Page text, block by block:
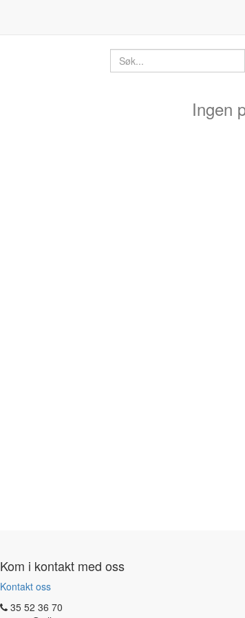
Ingen
Kom i kontakt med oss
Kontakt oss
35 52 36 70